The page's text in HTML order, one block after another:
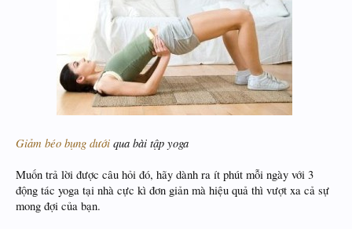
Giảm béo bụng dưới qua bài tập yoga
Muốn trả lời được câu hỏi đó, hãy dành ra ít phút mỗi ngày với 3
động tác yoga tại nhà cực kì đơn giản mà hiệu quả thì vượt xa cả sự
mong đợi của bạn.